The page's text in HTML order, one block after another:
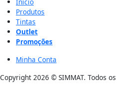
Produtos
Tintas
Outlet
Promoções
Minha Conta
Copyright 2026 © SIMMAT. Todos